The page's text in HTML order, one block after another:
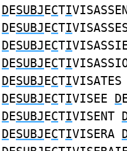
DESUBJECTI
DESUBJECTI
DESUBJECTI
DESUBJECTI
DESUBJECTIVISATES
DESUBJECTIVISEE D
DESUBJECTIVISENT
DESUBJECTIVISERA